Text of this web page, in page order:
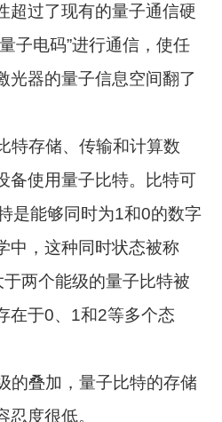
超过了现有的量子通信硬
子电码”进行通信，使任
光器的量子信息空间翻了
特存储、传输和计算数
备使用量子比特。比特可
是能够同时为1和0的数字
中，这种同时状态被称
于两个能级的量子比特被
在于0、1和2等多个态
的叠加，量子比特的存储
忍度很低。